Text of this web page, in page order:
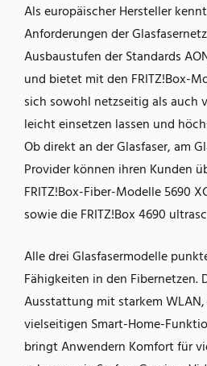
Als europäischer Hersteller
Anforderungen der
Ausbaustufen der Standards
und bietet mit den FRITZ!Box-
sich sowohl netzseitig als auch
leicht einsetzen lassen und
Ob direkt an der Glasfaser, am
Provider können ihren Kunden
FRITZ!Box-Fiber-Modelle 5690
sowie die FRITZ!Box 4690
Alle drei Glasfasermodelle
Fähigkeiten in den Fibernetzen.
Ausstattung mit starkem
vielseitigen Smart-Home-
bringt Anwendern Komfort für